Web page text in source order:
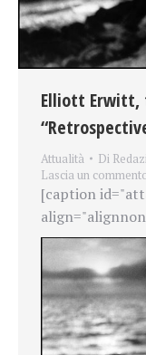
Elliott Erwitt,
Attualità Di
Lascia un
[caption